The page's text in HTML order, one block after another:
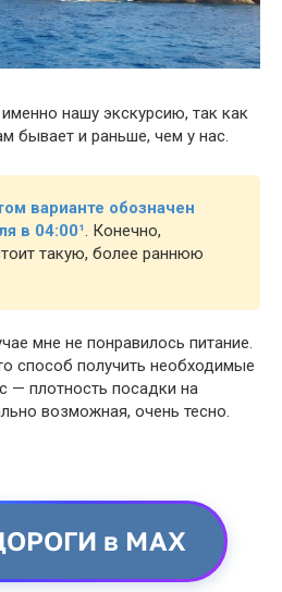
нашу экскурсию, так как
бывает и раньше, чем у нас.
варианте обозначен
в 04:00¹. Конечно,
такую, более раннюю
мне не понравилось питание.
способ получить необходимые
— плотность посадки на
возможная, очень тесно.
в MAX